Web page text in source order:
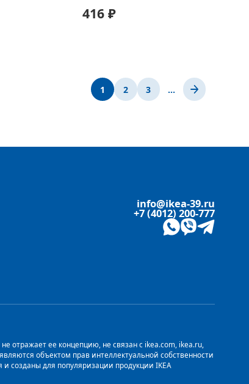
416 ₽
1 2 3 …
info@ikea-39.ru
+7 (4012) 200-777
отражает ее концепцию, не связан с ikea.com, ikea.ru,
объектом прав интеллектуальной собственности
и созданы для популяризации продукции IKEA